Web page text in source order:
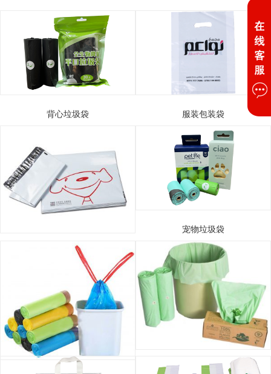
背心垃圾袋 服装包装袋
快递袋
宠物垃圾袋
平口垃圾袋